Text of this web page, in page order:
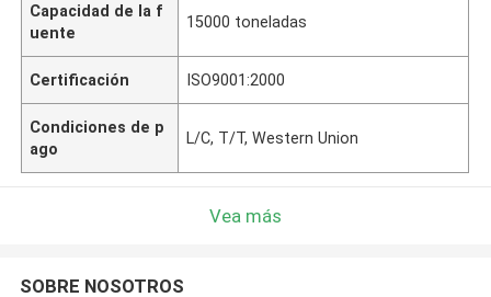
Capacidad de la f
uente
15000 toneladas
Certificación ISO9001:2000
Condiciones de p
ago
L/C, T/T, Western Union
Vea más
SOBRE NOSOTROS